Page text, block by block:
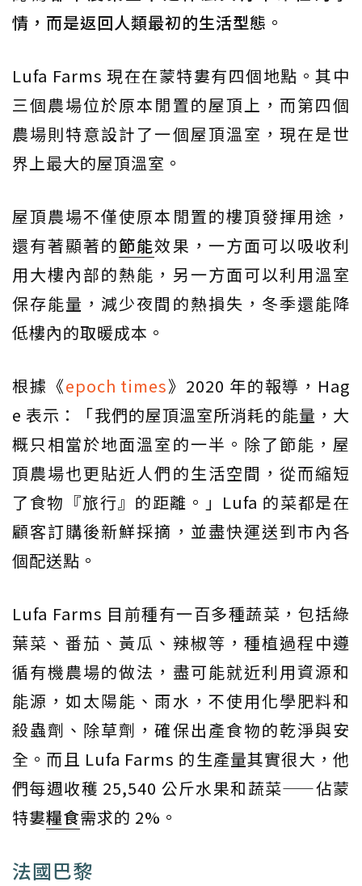
情，而是返回人類最初的生活型態 。
Lufa Farms 現在在蒙特婁有四個地點。其中
三個農場位於原本閒置的屋頂上，而第四個
農場則特意設計了一個屋頂溫室，現在是世
界上最大的屋頂溫室。
屋頂農場不僅使原本閒置的樓頂發揮用途，
還有著顯著的節能效果，一方面可以吸收利
用大樓內部的熱能，另一方面可以利用溫室
保存能量，減少夜間的熱損失，冬季還能降
低樓內的取暖成本。
根據《epoch times》2020 年的報導，Hag
e 表示：「我們的屋頂溫室所消耗的能量，大
概只相當於地面溫室的一半。除了節能，屋
頂農場也更貼近人們的生活空間，從而縮短
了食物『旅行』的距離。」Lufa 的菜都是在
顧客訂購後新鮮採摘，並盡快運送到市內各
個配送點。
Lufa Farms 目前種有一百多種蔬菜，包括綠
葉菜、番茄、黃瓜、辣椒等，種植過程中遵
循有機農場的做法，盡可能就近利用資源和
能源，如太陽能、雨水，不使用化學肥料和
殺蟲劑、除草劑，確保出產食物的乾淨與安
全。而且 Lufa Farms 的生產量其實很大，他
們每週收穫 25,540 公斤水果和蔬菜——佔蒙
特婁糧食需求的 2%。
法國巴黎